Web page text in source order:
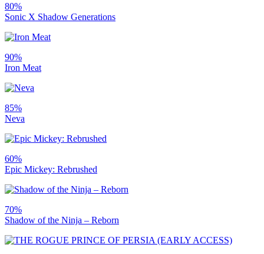
80%
Sonic X Shadow Generations
90%
Iron Meat
85%
Neva
60%
Epic Mickey: Rebrushed
70%
Shadow of the Ninja – Reborn